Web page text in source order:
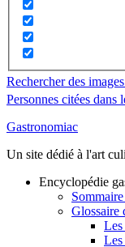
Rechercher des images
Personnes citées dans
Gastronomiac
Un site dédié à l'art
Encyclopédie
Glossaire
Les